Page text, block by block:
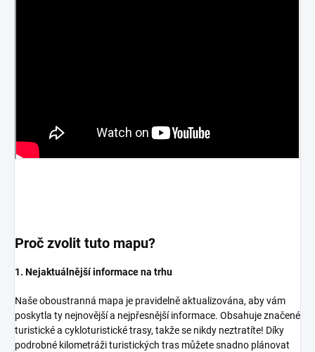
Proč zvolit tuto mapu?
1. Nejaktuálnější informace na trhu
Naše oboustranná mapa je pravidelně aktualizována, aby vám
poskytla ty nejnovější a nejpřesnější informace. Obsahuje značené
turistické a cykloturistické trasy, takže se nikdy neztratíte! Díky
podrobné kilometráži turistických tras můžete snadno plánovat